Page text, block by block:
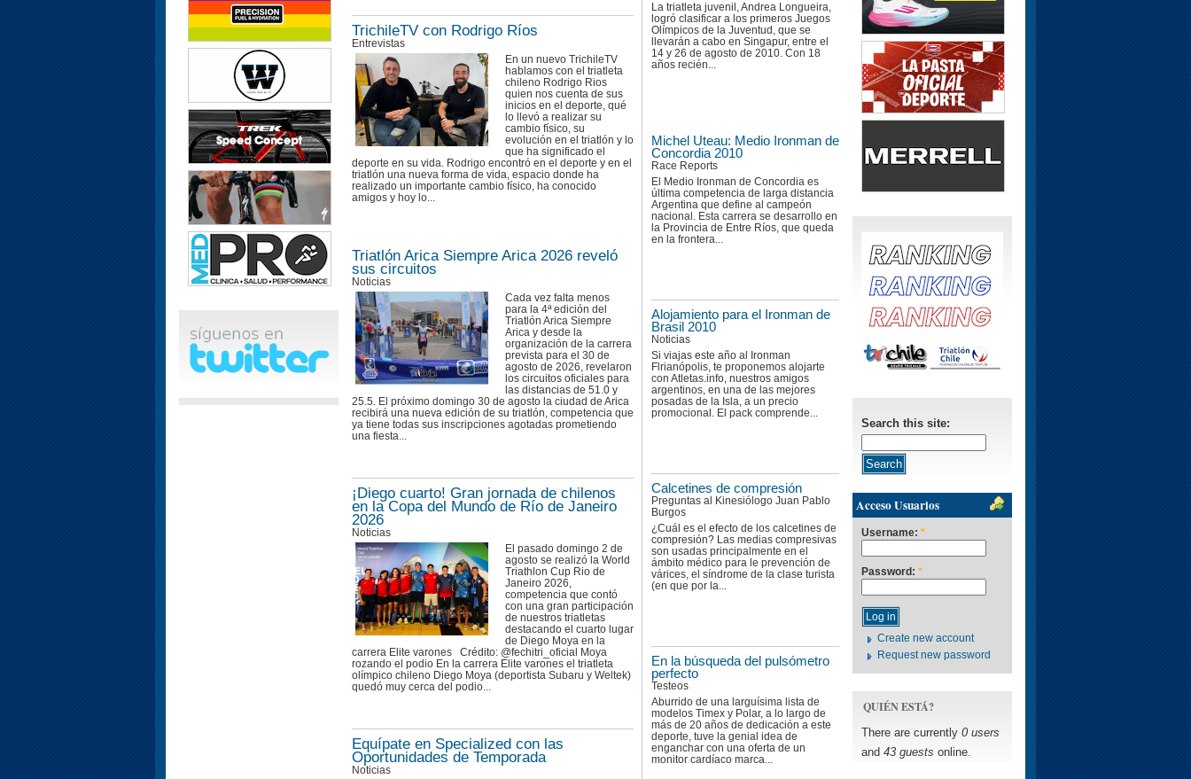
La triatleta juvenil, Andrea Longueira,
logró clasificar a los primeros Juegos
Olímpicos de la Juventud, que se
llevarán a cabo en Singapur, entre el
14 y 26 de agosto de 2010. Con 18
años recién...
Michel Uteau: Medio Ironman de
Concordia 2010
Race Reports
El Medio Ironman de Concordia es
última competencia de larga distancia
Argentina que define al campeón
nacional. Esta carrera se desarrollo en
la Provincia de Entre Ríos, que queda
en la frontera...
Alojamiento para el Ironman de
Brasil 2010
Noticias
Si viajas este año al Ironman
Flrianópolis, te proponemos alojarte
con Atletas.info, nuestros amigos
argentinos, en una de las mejores
posadas de la Isla, a un precio
promocional. El pack comprende...
Calcetines de compresión
Preguntas al Kinesiólogo Juan Pablo
Burgos
¿Cuál es el efecto de los calcetines de
compresión? Las medias compresivas
son usadas principalmente en el
ámbito médico para le prevención de
várices, el síndrome de la clase turista
(en que por la...
En la búsqueda del pulsómetro
perfecto
Testeos
Aburrido de una larguísima lista de
modelos Timex y Polar, a lo largo de
más de 20 años de dedicación a este
deporte, tuve la genial idea de
enganchar con una oferta de un
monitor cardíaco marca...
TrichileTV con Rodrigo Ríos
Entrevistas
En un nuevo TrichileTV
hablamos con el triatleta
chileno Rodrigo Rios
quien nos cuenta de sus
inicios en el deporte, qué
lo llevó a realizar su
cambio físico, su
evolución en el triatlón y lo
que ha significado el
deporte en su vida. Rodrigo encontró en el deporte y en el
triatlón una nueva forma de vida, espacio donde ha
realizado un importante cambio físico, ha conocido
amigos y hoy lo...
Triatlón Arica Siempre Arica 2026 reveló
sus circuitos
Noticias
Cada vez falta menos
para la 4ª edición del
Triatlón Arica Siempre
Arica y desde la
organización de la carrera
prevista para el 30 de
agosto de 2026, revelaron
los circuitos oficiales para
las distancias de 51.0 y
25.5. El próximo domingo 30 de agosto la ciudad de Arica
recibirá una nueva edición de su triatlón, competencia que
ya tiene todas sus inscripciones agotadas prometiendo
una fiesta...
¡Diego cuarto! Gran jornada de chilenos
en la Copa del Mundo de Río de Janeiro
2026
Noticias
El pasado domingo 2 de
agosto se realizó la World
Triathlon Cup Rio de
Janeiro 2026,
competencia que contó
con una gran participación
de nuestros triatletas
destacando el cuarto lugar
de Diego Moya en la
carrera Elite varones Crédito: @fechitri_oficial Moya
rozando el podio En la carrera Elite varones el triatleta
olímpico chileno Diego Moya (deportista Subaru y Weltek)
quedó muy cerca del podio...
Equípate en Specialized con las
Oportunidades de Temporada
Noticias
Search this site:
Acceso Usuarios
Username: *
Password: *
Create new account
Request new password
QUIÉN ESTÁ?
There are currently 0 users
and 43 guests online.